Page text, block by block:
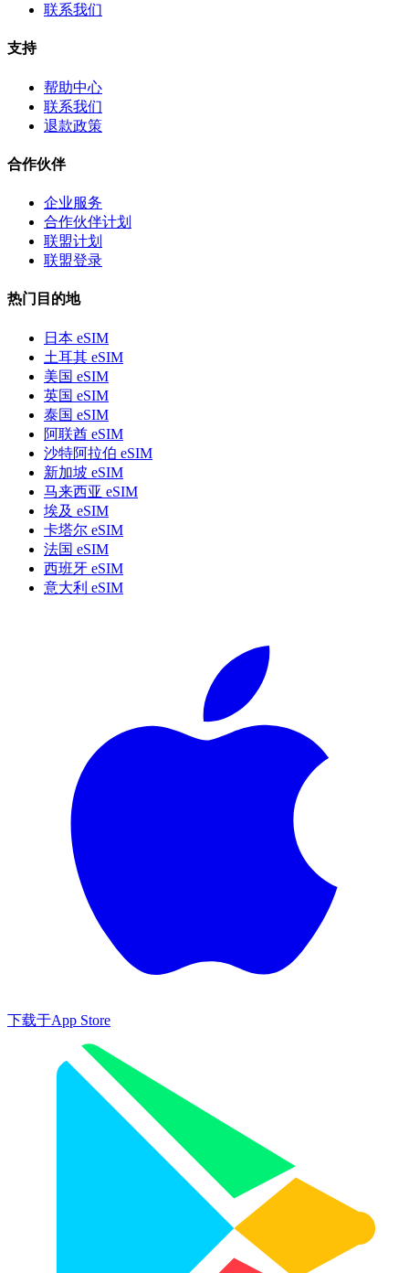
联系我们
支持
帮助中心
联系我们
退款政策
合作伙伴
企业服务
合作伙伴计划
联盟计划
联盟登录
热门目的地
日本 eSIM
土耳其 eSIM
美国 eSIM
英国 eSIM
泰国 eSIM
阿联酋 eSIM
沙特阿拉伯 eSIM
新加坡 eSIM
马来西亚 eSIM
埃及 eSIM
卡塔尔 eSIM
法国 eSIM
西班牙 eSIM
意大利 eSIM
下载于App Store